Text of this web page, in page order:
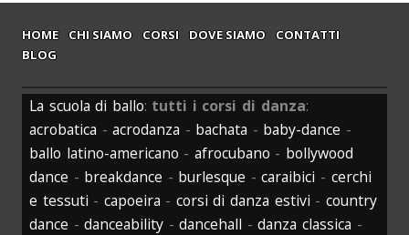
HOME CHI SIAMO CORSI DOVE SIAMO
CONTATTI
BLOG
La scuola di ballo: tutti i corsi di danza:
acrobatica -acrodanza - bachata - baby-dance -
ballo latino-americano - afrocubano - bollywood
dance - breakdance - burlesque -caraibici - cerchi
e tessuti - capoeira - corsi di danza estivi - country
dance -danceability -dancehall -danza classica -